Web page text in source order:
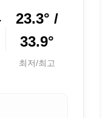
23.3° /
33.9°
최저/최고